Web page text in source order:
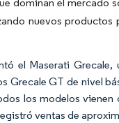
nuevos
el Maserati
Grecale GT de nivel
los modelos
ventas de